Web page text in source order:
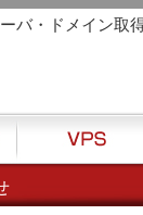
バ・ドメイン取